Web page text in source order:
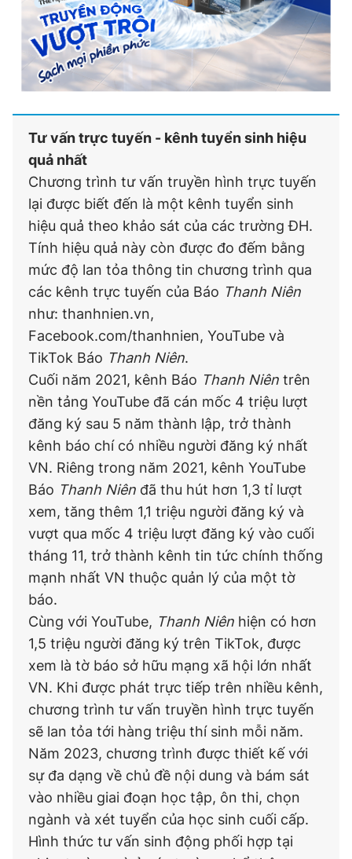
Tư vấn trực tuyến - kênh tuyển sinh hiệu
quả nhất
Chương trình tư vấn truyền hình trực tuyến
lại được biết đến là một kênh tuyển sinh
hiệu quả theo khảo sát của các trường ĐH.
Tính hiệu quả này còn được đo đếm bằng
mức độ lan tỏa thông tin chương trình qua
các kênh trực tuyến của Báo Thanh Niên
như: thanhnien.vn,
Facebook.com/thanhnien, YouTube và
TikTok Báo Thanh Niên.
Cuối năm 2021, kênh Báo Thanh Niên trên
nền tảng YouTube đã cán mốc 4 triệu lượt
đăng ký sau 5 năm thành lập, trở thành
kênh báo chí có nhiều người đăng ký nhất
VN. Riêng trong năm 2021, kênh YouTube
Báo Thanh Niên đã thu hút hơn 1,3 tỉ lượt
xem, tăng thêm 1,1 triệu người đăng ký và
vượt qua mốc 4 triệu lượt đăng ký vào cuối
tháng 11, trở thành kênh tin tức chính thống
mạnh nhất VN thuộc quản lý của một tờ
báo.
Cùng với YouTube, Thanh Niên hiện có hơn
1,5 triệu người đăng ký trên TikTok, được
xem là tờ báo sở hữu mạng xã hội lớn nhất
VN. Khi được phát trực tiếp trên nhiều kênh,
chương trình tư vấn truyền hình trực tuyến
sẽ lan tỏa tới hàng triệu thí sinh mỗi năm.
Năm 2023, chương trình được thiết kế với
sự đa dạng về chủ đề nội dung và bám sát
vào nhiều giai đoạn học tập, ôn thi, chọn
ngành và xét tuyển của học sinh cuối cấp.
Hình thức tư vấn sinh động phối hợp tại